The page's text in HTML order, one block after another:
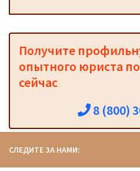
Получите
опытного юриста
сейчас
8 (800)
СЛЕДИТЕ ЗА НАМИ: